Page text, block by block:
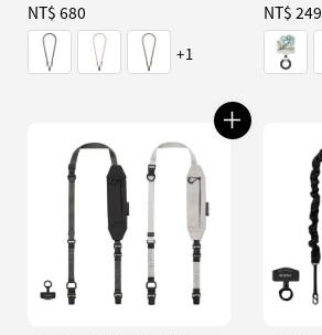
Regular
price
NT$ 680
+1
Regular
price
NT$ 249